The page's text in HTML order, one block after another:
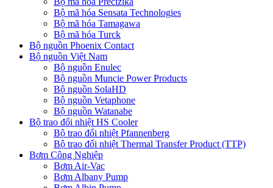
Bộ mã hóa Sensata Technologies
Bộ mã hóa Tamagawa
Bộ mã hóa Turck
Bộ nguồn Phoenix Contact
Bộ nguồn Việt Nam
Bộ nguồn Enulec
Bộ nguồn Muncie Power Products
Bộ nguồn SolaHD
Bộ nguồn Vetaphone
Bộ nguồn Watanabe
Bộ trao đổi nhiệt HS Cooler
Bộ trao đổi nhiệt Pfannenberg
Bộ trao đổi nhiệt Thermal Transfer Product (TTP)
Bơm Công Nghiệp
Bơm Air-Vac
Bơm Albany Pump